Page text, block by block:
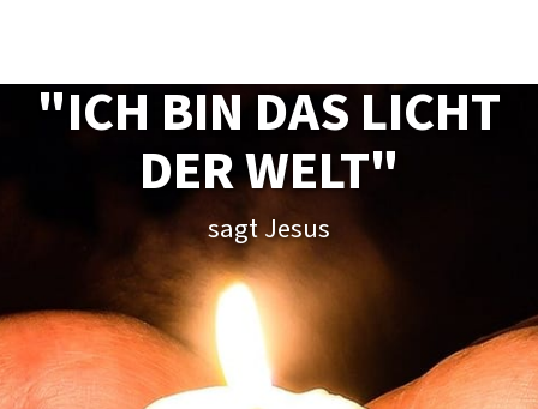
"ICH BIN DAS LICHT
DER WELT"
sagt Jesus